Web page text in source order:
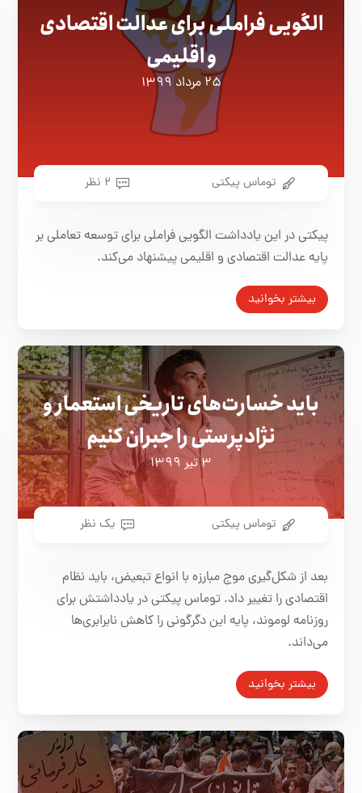
الگویی فراملی برای عدالت اقتصادی
و اقلیمی
۲۵ مرداد ۱۳۹۹
توماس پیکتی ۲ نظر
پیکتی در این یادداشت الگویی فراملی برای توسعه تعاملی بر
پایه عدالت اقتصادی و اقلیمی پیشنهاد می‌کند.
بیشتر بخوانید
باید خسارت‌های تاریخی استعمار و
نژادپرستی را جبران کنیم
۳ تیر ۱۳۹۹
توماس پیکتی یک نظر
بعد از شکل‌گیری موج مبارزه با انواع تبعیض، باید نظام
اقتصادی را تغییر داد. توماس پیکتی در یادداشتش برای
روزنامه لوموند، پایه این دگرگونی را کاهش نابرابری‌ها
می‌داند.
بیشتر بخوانید